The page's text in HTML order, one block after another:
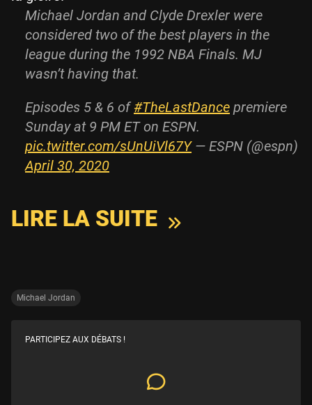
Michael Jordan and Clyde Drexler were
considered two of the best players in the
league during the 1992 NBA Finals. MJ
wasn’t having that.
Episodes 5 & 6 of#TheLastDance premiere
Sunday at 9 PM ET on ESPN.
pic.twitter.com/sUnUiVl67Y— ESPN (@espn)
April 30, 2020
LIRE LA SUITE
Michael Jordan
PARTICIPEZ AUX DÉBATS !